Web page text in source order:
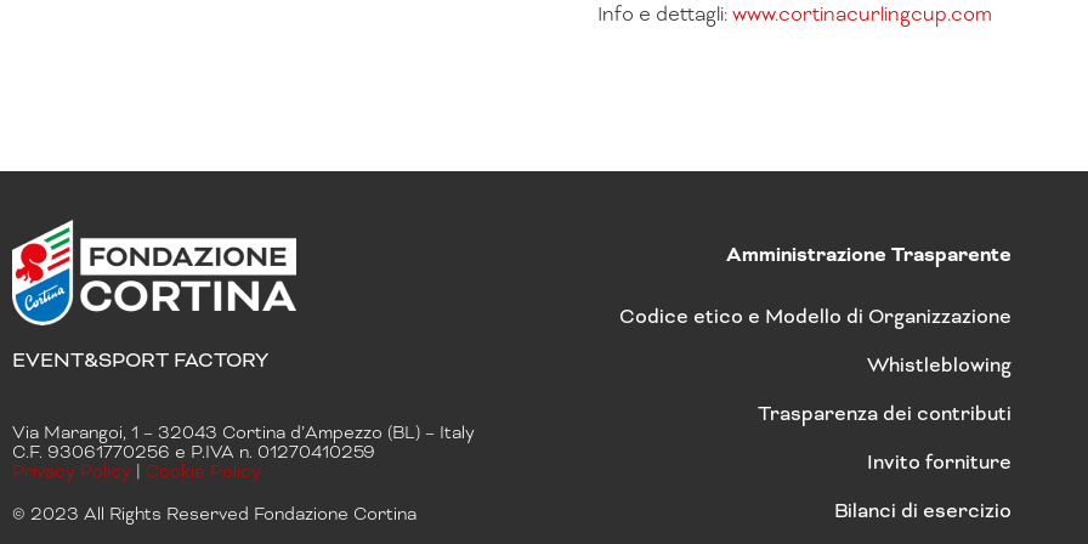
Info e dettagli:www.cortinacurlingcup.com
EVENT&SPORT FACTORY
Via Marangoi, 1 – 32043 Cortina d’Ampezzo (BL) – Italy
C.F. 93061770256 e P.IVA n. 01270410259
Privacy Policy | Cookie Policy
© 2023 All Rights Reserved Fondazione Cortina
Amministrazione Trasparente
Codice etico e Modello di Organizzazione
Whistleblowing
Trasparenza dei contributi
Invito forniture
Bilanci di esercizio